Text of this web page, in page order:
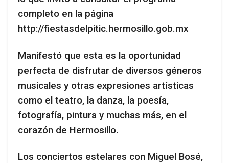
completo en la página
http://fiestasdelpitic.hermosillo.gob.mx
Manifestó que esta es la oportunidad
perfecta de disfrutar de diversos géneros
musicales y otras expresiones artísticas
como el teatro, la danza, la poesía,
fotografía, pintura y muchas más, en el
corazón de Hermosillo.
Los conciertos estelares con Miguel Bosé,